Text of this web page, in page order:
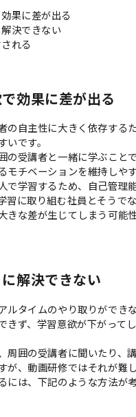
果に差が出る
決できない
れる
効果に差が出る
の自主性に大きく依存する
です。
の受講者と一緒に学ぶこと
モチベーションを維持しや
で学習するため、自己管理
習に取り組む社員とそうで
きな差が生じてしまう可能
解決できない
ルタイムのやり取りができ
きず、学習意欲が下がって
周囲の受講者に聞いたり、
が、動画研修ではそれが難
には、下記のような方法が